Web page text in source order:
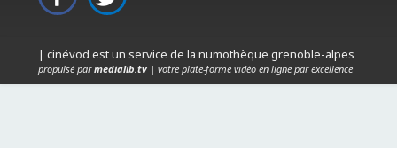
| cinévod est un service de la numothèque grenoble-alpes
propulsé parmedialib.tv| votre plate-forme vidéo en ligne par excellence